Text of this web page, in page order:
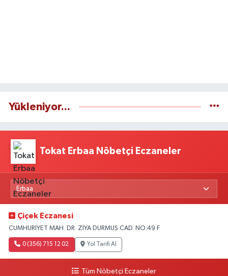
Yükleniyor...
Tokat Erbaa Nöbetçi Eczaneler
Çiçek Eczanesi
CUMHURİYET MAH. DR. ZİYA DURMUŞ CAD. NO:49 F
0 (356) 715 12 02 Yol Tarifi Al
Tüm Nöbetçi Eczaneler